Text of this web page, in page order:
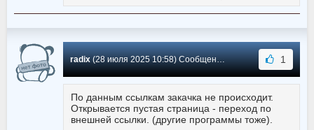
radix(28 июля 2025 10:58) Сообщение #3692 1
По данным ссылкам закачка не происходит.
Открывается пустая страница - переход по
внешней ссылки. (другие программы тоже).